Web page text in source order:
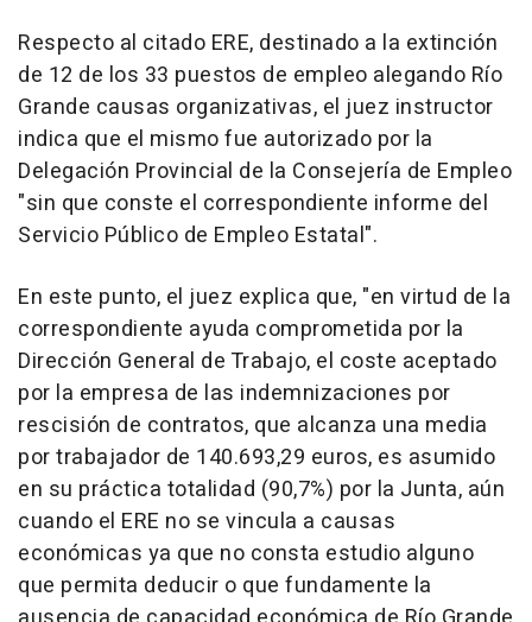
Respecto al citado ERE, destinado a la extinción
de 12 de los 33 puestos de empleo alegando Río
Grande causas organizativas, el juez instructor
indica que el mismo fue autorizado por la
Delegación Provincial de la Consejería de Empleo
"sin que conste el correspondiente informe del
Servicio Público de Empleo Estatal".
En este punto, el juez explica que, "en virtud de la
correspondiente ayuda comprometida por la
Dirección General de Trabajo, el coste aceptado
por la empresa de las indemnizaciones por
rescisión de contratos, que alcanza una media
por trabajador de 140.693,29 euros, es asumido
en su práctica totalidad (90,7%) por la Junta, aún
cuando el ERE no se vincula a causas
económicas ya que no consta estudio alguno
que permita deducir o que fundamente la